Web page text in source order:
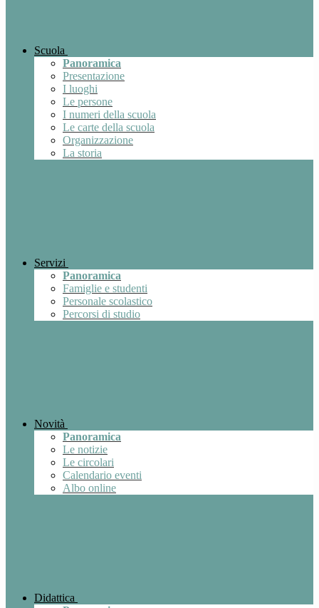
Scuola
Panoramica
Presentazione
I luoghi
Le persone
I numeri della scuola
Le carte della scuola
Organizzazione
La storia
Servizi
Panoramica
Famiglie e studenti
Personale scolastico
Percorsi di studio
Novità
Panoramica
Le notizie
Le circolari
Calendario eventi
Albo online
Didattica